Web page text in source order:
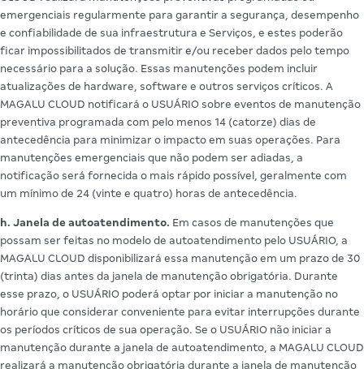
emergenciais regularmente para garantir a segurança, desempenho
e confiabilidade de sua infraestrutura e Serviços, e estes poderão
ficar impossibilitados de transmitir e/ou receber dados pelo tempo
necessário para a solução. Essas manutenções podem incluir
atualizações de hardware, software e outros serviços críticos. A
MAGALU CLOUD notificará o USUÁRIO sobre eventos de manutenção
preventiva programada com pelo menos 14 (catorze) dias de
antecedência para minimizar o impacto em suas operações. Para
manutenções emergenciais que não podem ser adiadas, a
notificação será fornecida o mais rápido possível, geralmente com
um mínimo de 24 (vinte e quatro) horas de antecedência.
h. Janela de autoatendimento. Em casos de manutenções que
possam ser feitas no modelo de autoatendimento pelo USUÁRIO, a
MAGALU CLOUD disponibilizará essa manutenção em um prazo de 30
(trinta) dias antes da janela de manutenção obrigatória. Durante
esse prazo, o USUÁRIO poderá optar por iniciar a manutenção no
horário que considerar conveniente para evitar interrupções durante
os períodos críticos de sua operação. Se o USUÁRIO não iniciar a
manutenção durante a janela de autoatendimento, a MAGALU CLOUD
realizará a manutenção obrigatória durante a janela de manutenção